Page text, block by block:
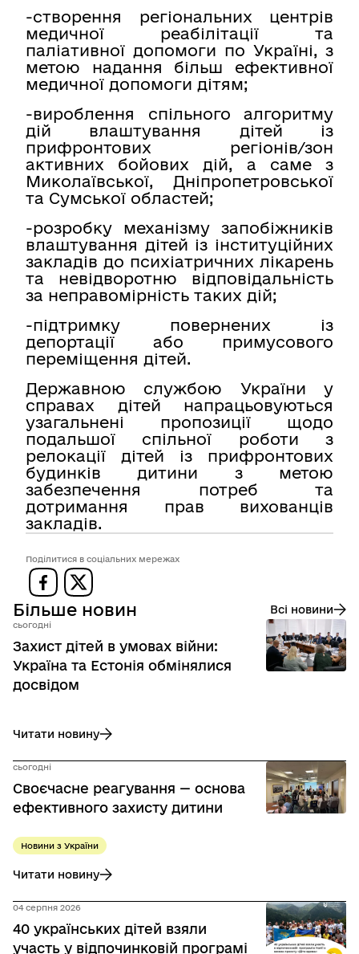
-створення регіональних центрів
медичної реабілітації та
паліативної допомоги по Україні, з
метою надання більш ефективної
медичної допомоги дітям;
-вироблення спільного алгоритму
дій влаштування дітей із
прифронтових регіонів/зон
активних бойових дій, а саме з
Миколаївської, Дніпропетровської
та Сумської областей;
-розробку механізму запобіжників
влаштування дітей із інституційних
закладів до психіатричних лікарень
та невідворотню відповідальність
за неправомірність таких дій;
-підтримку повернених із
депортації або примусового
переміщення дітей.
Державною службою України у
справах дітей напрацьовуються
узагальнені пропозиції щодо
подальшої спільної роботи з
релокації дітей із прифронтових
будинків дитини з метою
забезпечення потреб та
дотримання прав вихованців
закладів.
Поділитися в соціальних мережах
Більше новин Всі новини
сьогодні
Захист дітей в умовах війни:
Україна та Естонія обмінялися
досвідом
Читати новину
до Захист дітей в умовах війни: Україна та Естонія
сьогодні
Своєчасне реагування — основа
ефективного захисту дитини
Новини з України
Читати новину
до Своєчасне реагування — основа ефективного захисту
04 серпня 2026
40 українських дітей взяли
участь у відпочинковій програмі